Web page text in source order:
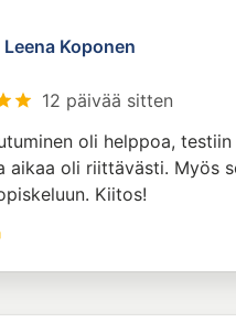
Leena Koponen
12 päivää sitten
oli helppoa, testiin
aikaa oli riittävästi. Myös
Kiitos!